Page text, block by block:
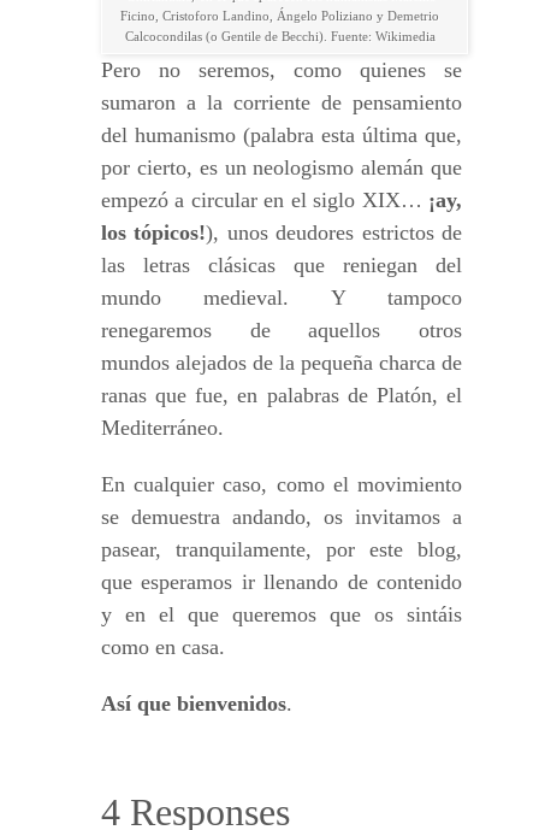
Ficino, Cristoforo Landino, Ángelo Poliziano y Demetrio
Calcocondilas (o Gentile de Becchi). Fuente: Wikimedia
Pero no seremos, como quienes se
sumaron a la corriente de pensamiento
del humanismo (palabra esta última que,
por cierto, es un neologismo alemán que
empezó a circular en el siglo XIX… ¡ay,
los tópicos!), unos deudores estrictos de
las letras clásicas que reniegan del
mundo medieval. Y tampoco
renegaremos de aquellos otros
mundos alejados de la pequeña charca de
ranas que fue, en palabras de Platón, el
Mediterráneo.
En cualquier caso, como el movimiento
se demuestra andando, os invitamos a
pasear, tranquilamente, por este blog,
que esperamos ir llenando de contenido
y en el que queremos que os sintáis
como en casa.
Así que bienvenidos.
4 Responses